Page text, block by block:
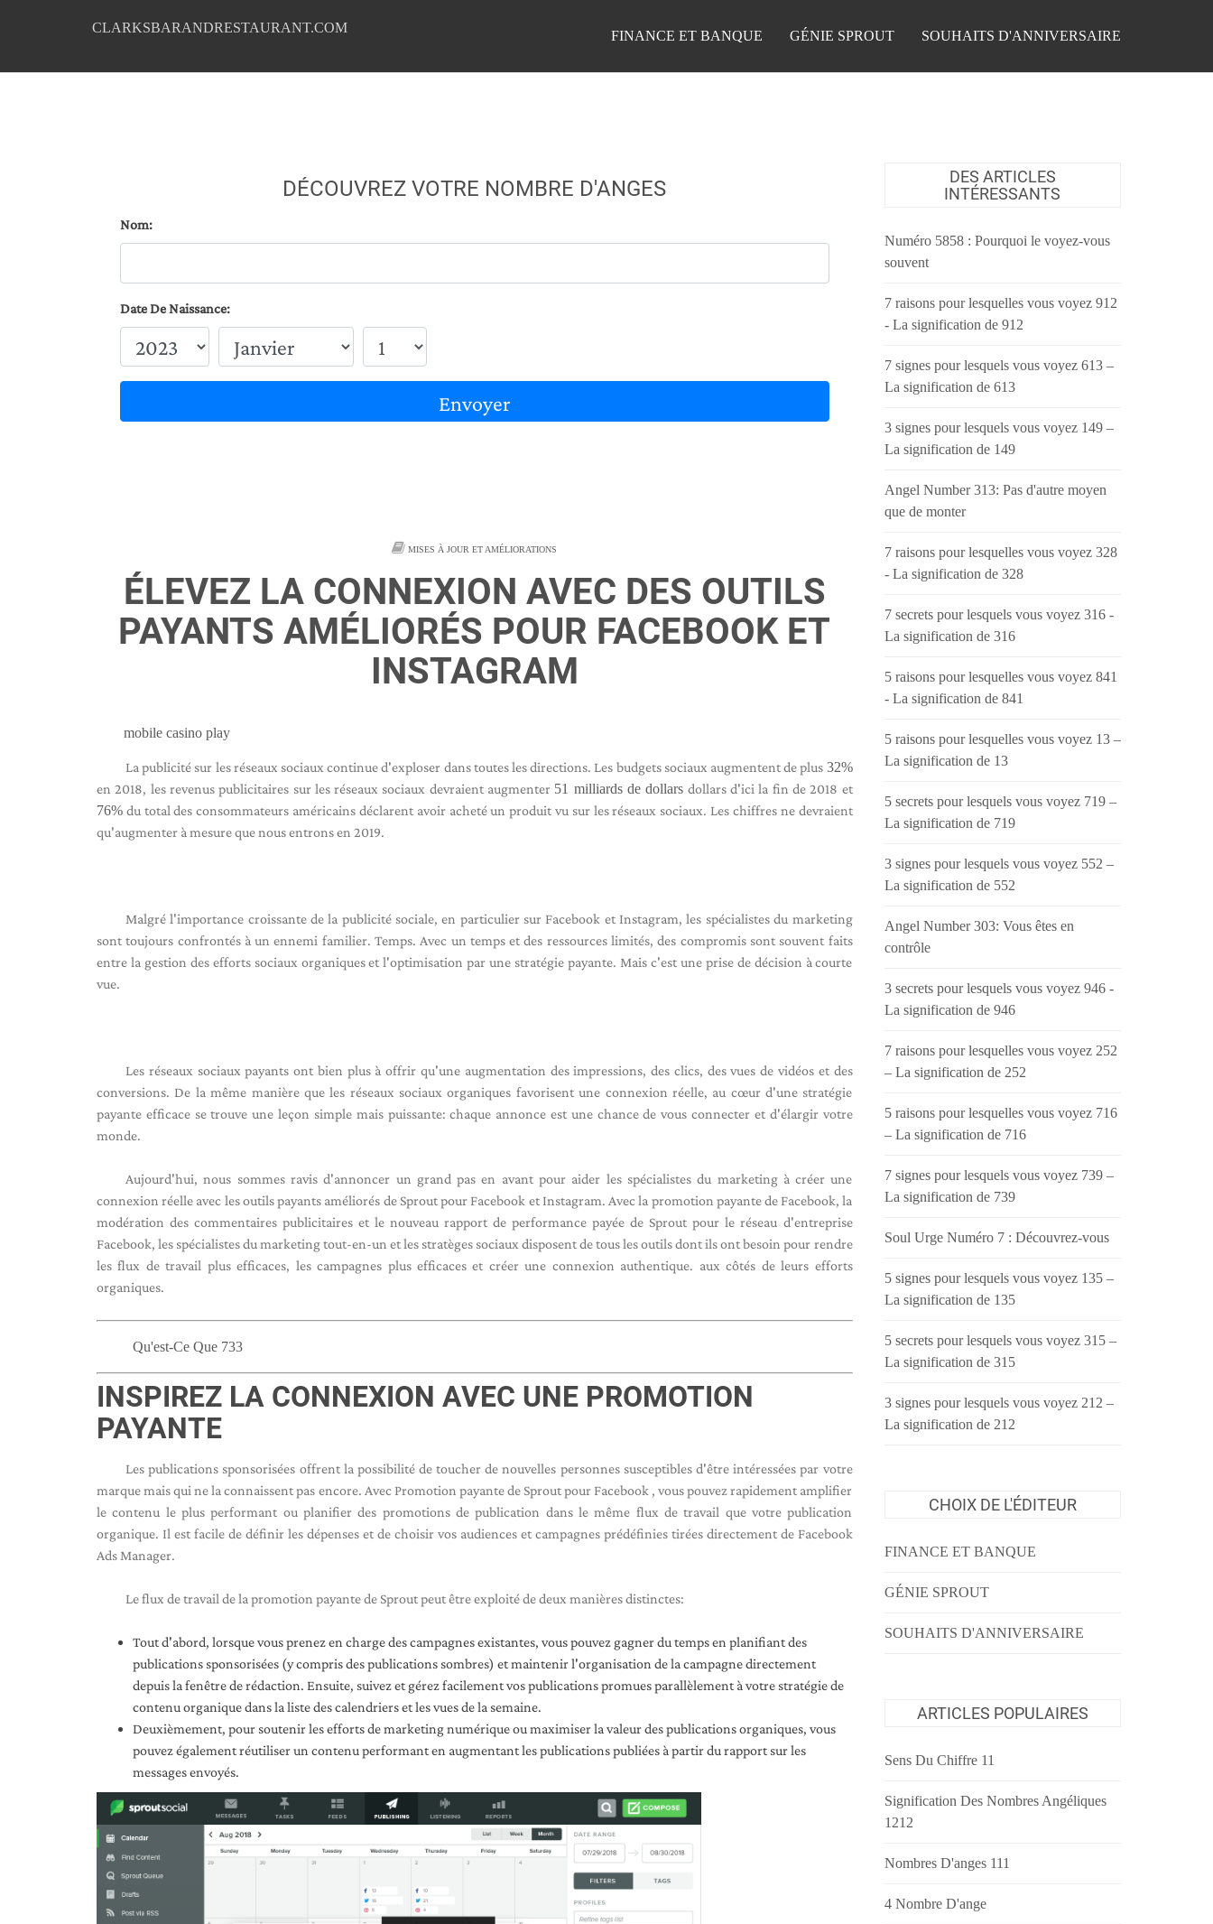
CLARKSBARANDRESTAURANT.COM
FINANCE ET BANQUE GÉNIE SPROUT SOUHAITS D'ANNIVERSAIRE
DÉCOUVREZ VOTRE NOMBRE D'ANGES
Nom:
Date De Naissance:
Envoyer
MISES À JOUR ET AMÉLIORATIONS
ÉLEVEZ LA CONNEXION AVEC DES OUTILS
PAYANTS AMÉLIORÉS POUR FACEBOOK ET
INSTAGRAM
mobile casino play
La publicité sur les réseaux sociaux continue d'exploser dans toutes les directions. Les budgets sociaux augmentent de plus 32%
en 2018, les revenus publicitaires sur les réseaux sociaux devraient augmenter 51 milliards de dollars dollars d'ici la fin de 2018 et
76% du total des consommateurs américains déclarent avoir acheté un produit vu sur les réseaux sociaux. Les chiffres ne devraient
qu'augmenter à mesure que nous entrons en 2019.
Malgré l'importance croissante de la publicité sociale, en particulier sur Facebook et Instagram, les spécialistes du marketing
sont toujours confrontés à un ennemi familier. Temps. Avec un temps et des ressources limités, des compromis sont souvent faits
entre la gestion des efforts sociaux organiques et l'optimisation par une stratégie payante. Mais c'est une prise de décision à courte
vue.
Les réseaux sociaux payants ont bien plus à offrir qu'une augmentation des impressions, des clics, des vues de vidéos et des
conversions. De la même manière que les réseaux sociaux organiques favorisent une connexion réelle, au cœur d'une stratégie
payante efficace se trouve une leçon simple mais puissante: chaque annonce est une chance de vous connecter et d'élargir votre
monde.
Aujourd'hui, nous sommes ravis d'annoncer un grand pas en avant pour aider les spécialistes du marketing à créer une
connexion réelle avec les outils payants améliorés de Sprout pour Facebook et Instagram. Avec la promotion payante de Facebook, la
modération des commentaires publicitaires et le nouveau rapport de performance payée de Sprout pour le réseau d'entreprise
Facebook, les spécialistes du marketing tout-en-un et les stratèges sociaux disposent de tous les outils dont ils ont besoin pour rendre
les flux de travail plus efficaces, les campagnes plus efficaces et créer une connexion authentique. aux côtés de leurs efforts
organiques.
Qu'est-Ce Que 733
INSPIREZ LA CONNEXION AVEC UNE PROMOTION
PAYANTE
Les publications sponsorisées offrent la possibilité de toucher de nouvelles personnes susceptibles d'être intéressées par votre
marque mais qui ne la connaissent pas encore. Avec Promotion payante de Sprout pour Facebook , vous pouvez rapidement amplifier
le contenu le plus performant ou planifier des promotions de publication dans le même flux de travail que votre publication
organique. Il est facile de définir les dépenses et de choisir vos audiences et campagnes prédéfinies tirées directement de Facebook
Ads Manager.
Le flux de travail de la promotion payante de Sprout peut être exploité de deux manières distinctes:
Tout d'abord, lorsque vous prenez en charge des campagnes existantes, vous pouvez gagner du temps en planifiant des
publications sponsorisées (y compris des publications sombres) et maintenir l'organisation de la campagne directement
depuis la fenêtre de rédaction. Ensuite, suivez et gérez facilement vos publications promues parallèlement à votre stratégie de
contenu organique dans la liste des calendriers et les vues de la semaine.
Deuxièmement, pour soutenir les efforts de marketing numérique ou maximiser la valeur des publications organiques, vous
pouvez également réutiliser un contenu performant en augmentant les publications publiées à partir du rapport sur les
messages envoyés.
DES ARTICLES
INTÉRESSANTS
Numéro 5858 : Pourquoi le voyez-vous
souvent
7 raisons pour lesquelles vous voyez 912
- La signification de 912
7 signes pour lesquels vous voyez 613 –
La signification de 613
3 signes pour lesquels vous voyez 149 –
La signification de 149
Angel Number 313: Pas d'autre moyen
que de monter
7 raisons pour lesquelles vous voyez 328
- La signification de 328
7 secrets pour lesquels vous voyez 316 -
La signification de 316
5 raisons pour lesquelles vous voyez 841
- La signification de 841
5 raisons pour lesquelles vous voyez 13 –
La signification de 13
5 secrets pour lesquels vous voyez 719 –
La signification de 719
3 signes pour lesquels vous voyez 552 –
La signification de 552
Angel Number 303: Vous êtes en
contrôle
3 secrets pour lesquels vous voyez 946 -
La signification de 946
7 raisons pour lesquelles vous voyez 252
– La signification de 252
5 raisons pour lesquelles vous voyez 716
– La signification de 716
7 signes pour lesquels vous voyez 739 –
La signification de 739
Soul Urge Numéro 7 : Découvrez-vous
5 signes pour lesquels vous voyez 135 –
La signification de 135
5 secrets pour lesquels vous voyez 315 –
La signification de 315
3 signes pour lesquels vous voyez 212 –
La signification de 212
CHOIX DE L'ÉDITEUR
FINANCE ET BANQUE
GÉNIE SPROUT
SOUHAITS D'ANNIVERSAIRE
ARTICLES POPULAIRES
Sens Du Chiffre 11
Signification Des Nombres Angéliques
1212
Nombres D'anges 111
4 Nombre D'ange